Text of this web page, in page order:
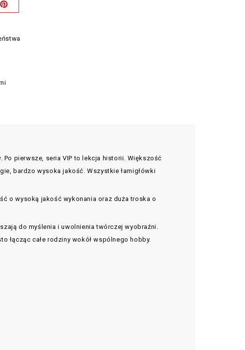
Po pierwsze, seria VIP to lekcja historii. Większość
bardzo wysoka jakość. Wszystkie łamigłówki
o wysoką jakość wykonania oraz duża troska o
do myślenia i uwolnienia twórczej wyobraźni.
łącząc całe rodziny wokół wspólnego hobby.